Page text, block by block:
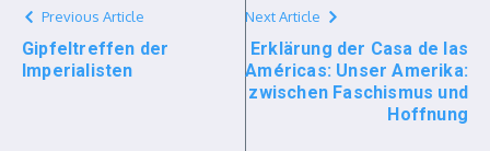
Previous Article
Gipfeltreffen der
Imperialisten
Next Article
Erklärung der Casa de las
Américas: Unser Amerika:
zwischen Faschismus und
Hoffnung